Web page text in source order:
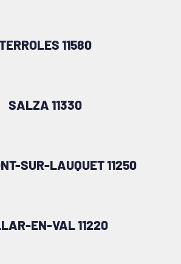
11580
SALZA 11330
SUR-LAUQUET 11250
EN-VAL 11220